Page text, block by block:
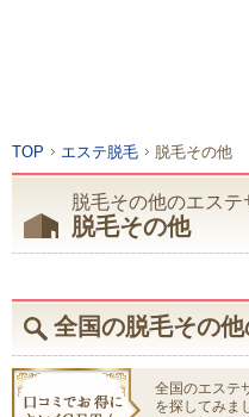
TOP エステ脱毛 脱毛その他
脱毛その他のエステ
脱毛その他
全国の脱毛その
全国のエステ
を探してみま